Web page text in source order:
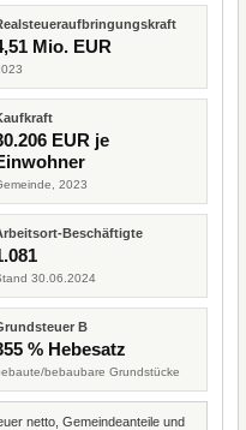
Mio. EUR
EUR je
2023
Beschäftigte
30.06.2024
B
% Hebesatz
bebaubare Grundstücke
netto, Gemeindeanteile und